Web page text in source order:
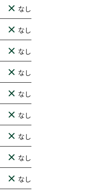
なし
なし
なし
なし
なし
なし
なし
なし
なし